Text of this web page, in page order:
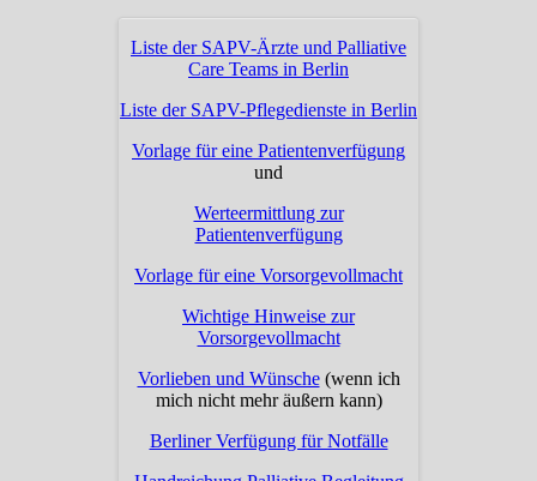
Liste der SAPV-Ärzte und Palliative
Care Teams in Berlin
Liste der SAPV-Pflegedienste in Berlin
Vorlage für eine Patientenverfügung
und
Werteermittlung zur
Patientenverfügung
Vorlage für eine Vorsorgevollmacht
Wichtige Hinweise zur
Vorsorgevollmacht
Vorlieben und Wünsche(wenn ich
mich nicht mehr äußern kann)
Berliner Verfügung für Notfälle